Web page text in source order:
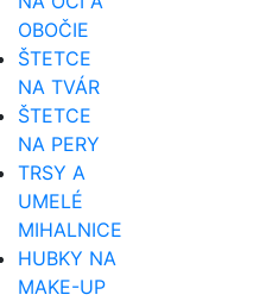
OBOČIE
ŠTETCE
NA TVÁR
ŠTETCE
NA PERY
TRSY A
UMELÉ
MIHALNICE
HUBKY NA
MAKE-UP